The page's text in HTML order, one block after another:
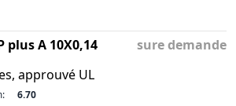
plus A 10X0,14
approuvé UL
sure demande
6.70